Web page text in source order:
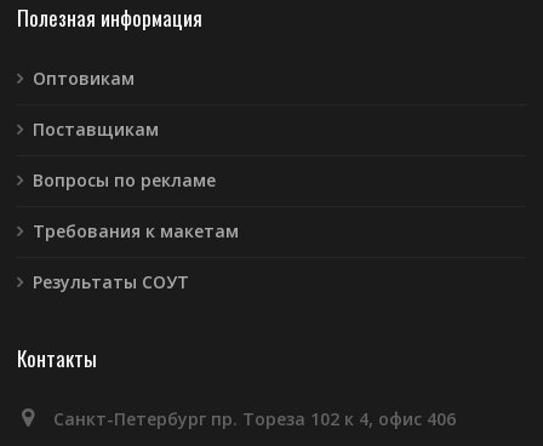
Полезная информация
Оптовикам
Поставщикам
Вопросы по рекламе
Требования к макетам
Результаты СОУТ
Контакты
Санкт-Петербург пр. Тореза 102 к 4, офис 406